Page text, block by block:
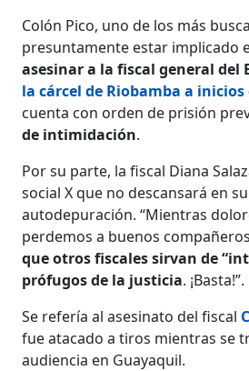
Colón Pico, uno de los más
presuntamente estar implicado
asesinar a la fiscal general del
la cárcel de Riobamba a inicios
cuenta con orden de prisión
de intimidación.
Por su parte, la fiscal Diana
social X que no descansará en
autodepuración. “Mientras
perdemos a buenos
que otros fiscales sirvan de
prófugos de la justicia. ¡Basta!”.
Se refería al asesinato del fiscal
fue atacado a tiros mientras se
audiencia en Guayaquil.